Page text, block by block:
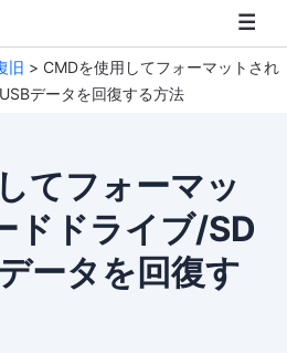
旧 > CMDを使用してフォーマットされ
データを回復する方法
てフォーマッ
ドドライブ/SD
ータを回復す